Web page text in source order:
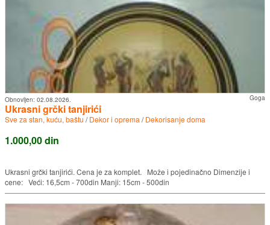
Goga
Obnovljen: 02.08.2026.
Ukrasni grčki tanjirići
Sve za stan, kuću, baštu /Dekor i oprema /Dekorisanje doma
1.000,00 din
Ukrasni grčki tanjirići. Cena je za komplet. Može i pojedinačno Dimenzije i
cene: Veći: 16,5cm - 700din Manji: 15cm - 500din